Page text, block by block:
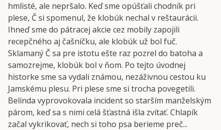
hmlisté, ale nepršalo. Keď sme opúšťali chodník pri
plese, Č si spomenul, že klobúk nechal v reštaurácii.
Ihneď sme do pátracej akcie cez mobily zapojili
recepčného aj čašníčku, ale klobúk už bol fuč.
Sklamaný Č sa pre istotu ešte raz pozrel do batoha a
samozrejme, klobúk bol v ňom. Po tejto úvodnej
historke sme sa vydali známou, nezáživnou cestou ku
Jamskému plesu. Pri plese sme si trocha povegetili.
Belinda vyprovokovala incident so starším manželským
párom, keď sa s nimi celá šťastná išla zvítať. Chlapík
začal vykrikovať, nech si toho psa berieme preč...